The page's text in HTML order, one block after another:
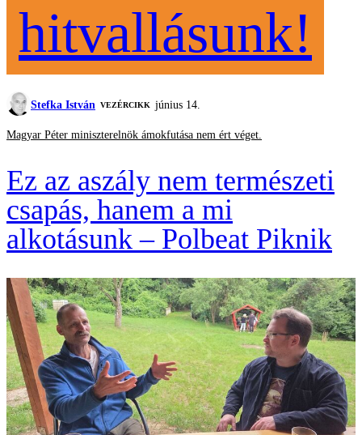
hitvallásunk!
Stefka István VEZÉRCIKK június 14.
Magyar Péter miniszterelnök ámokfutása nem ért véget.
Ez az aszály nem természeti
csapás, hanem a mi
alkotásunk – Polbeat Piknik